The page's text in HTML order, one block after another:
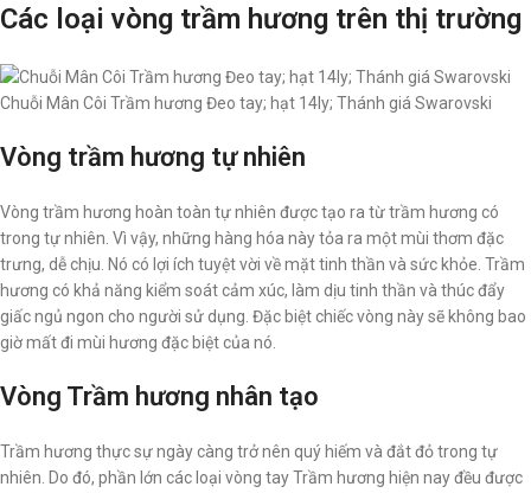
Các loại vòng trầm hương trên thị trường
Chuỗi Mân Côi Trầm hương Đeo tay; hạt 14ly; Thánh giá Swarovski
Vòng trầm hương tự nhiên
Vòng trầm hương hoàn toàn tự nhiên được tạo ra từ trầm hương có
trong tự nhiên. Vì vậy, những hàng hóa này tỏa ra một mùi thơm đặc
trưng, dễ chịu. Nó có lợi ích tuyệt vời về mặt tinh thần và sức khỏe. Trầm
hương có khả năng kiểm soát cảm xúc, làm dịu tinh thần và thúc đẩy
giấc ngủ ngon cho người sử dụng. Đặc biệt chiếc vòng này sẽ không bao
giờ mất đi mùi hương đặc biệt của nó.
Vòng Trầm hương nhân tạo
Trầm hương thực sự ngày càng trở nên quý hiếm và đắt đỏ trong tự
nhiên. Do đó, phần lớn các loại vòng tay Trầm hương hiện nay đều được